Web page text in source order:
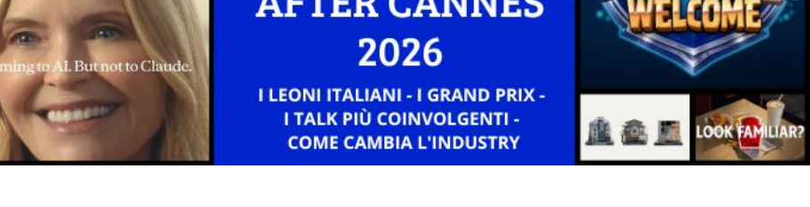
CSR
STRATEGIE
CINEMA